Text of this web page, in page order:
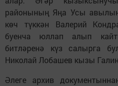
районының Яңа Усы
көч түккән Валерий
буенча юллап алып
битләренә күз салырга
Николай Лобашев кызы
Әлеге архив